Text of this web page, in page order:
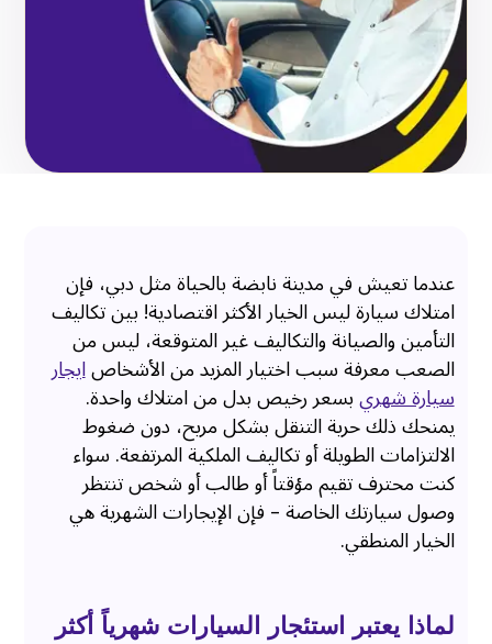
عندما تعيش في مدينة نابضة بالحياة مثل دبي، فإن
امتلاك سيارة ليس الخيار الأكثر اقتصادية! بين تكاليف
التأمين والصيانة والتكاليف غير المتوقعة، ليس من
الصعب معرفة سبب اختيار المزيد من الأشخاصايجار
سيارة شهريبسعر رخيص بدل من امتلاك واحدة.
يمنحك ذلك حرية التنقل بشكل مريح، دون ضغوط
الالتزامات الطويلة أو تكاليف الملكية المرتفعة. سواء
كنت محترف تقيم مؤقتاً أو طالب أو شخص تنتظر
وصول سيارتك الخاصة – فإن الإيجارات الشهرية هي
الخيار المنطقي.
لماذا يعتبر استئجار السيارات شهرياً أكثر